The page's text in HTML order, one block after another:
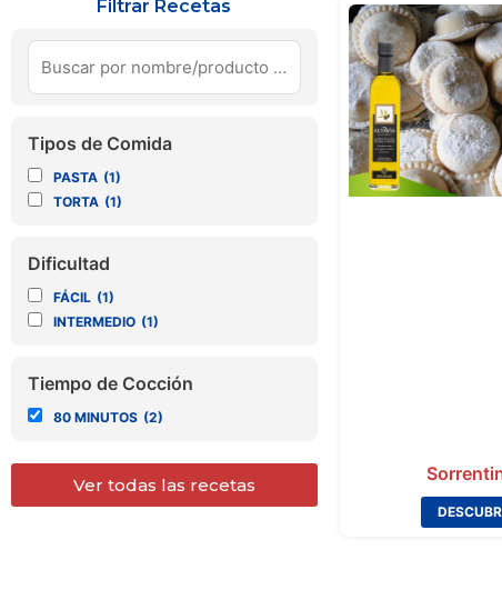
Filtrar Recetas
Tipos de Comida
PASTA (1)
TORTA (1)
Dificultad
FÁCIL (1)
INTERMEDIO (1)
Tiempo de Cocción
80 MINUTOS (2)
Ver todas las recetas